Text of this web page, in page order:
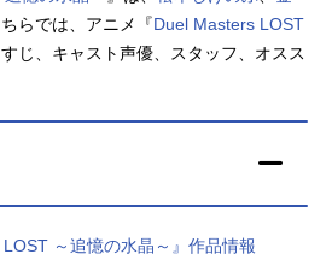
実写化映画一覧
夏アニメ
らでは、アニメ『Duel Masters LOST
じ、キャスト声優、スタッフ、オスス
LOST ～追憶の水晶～』作品情報